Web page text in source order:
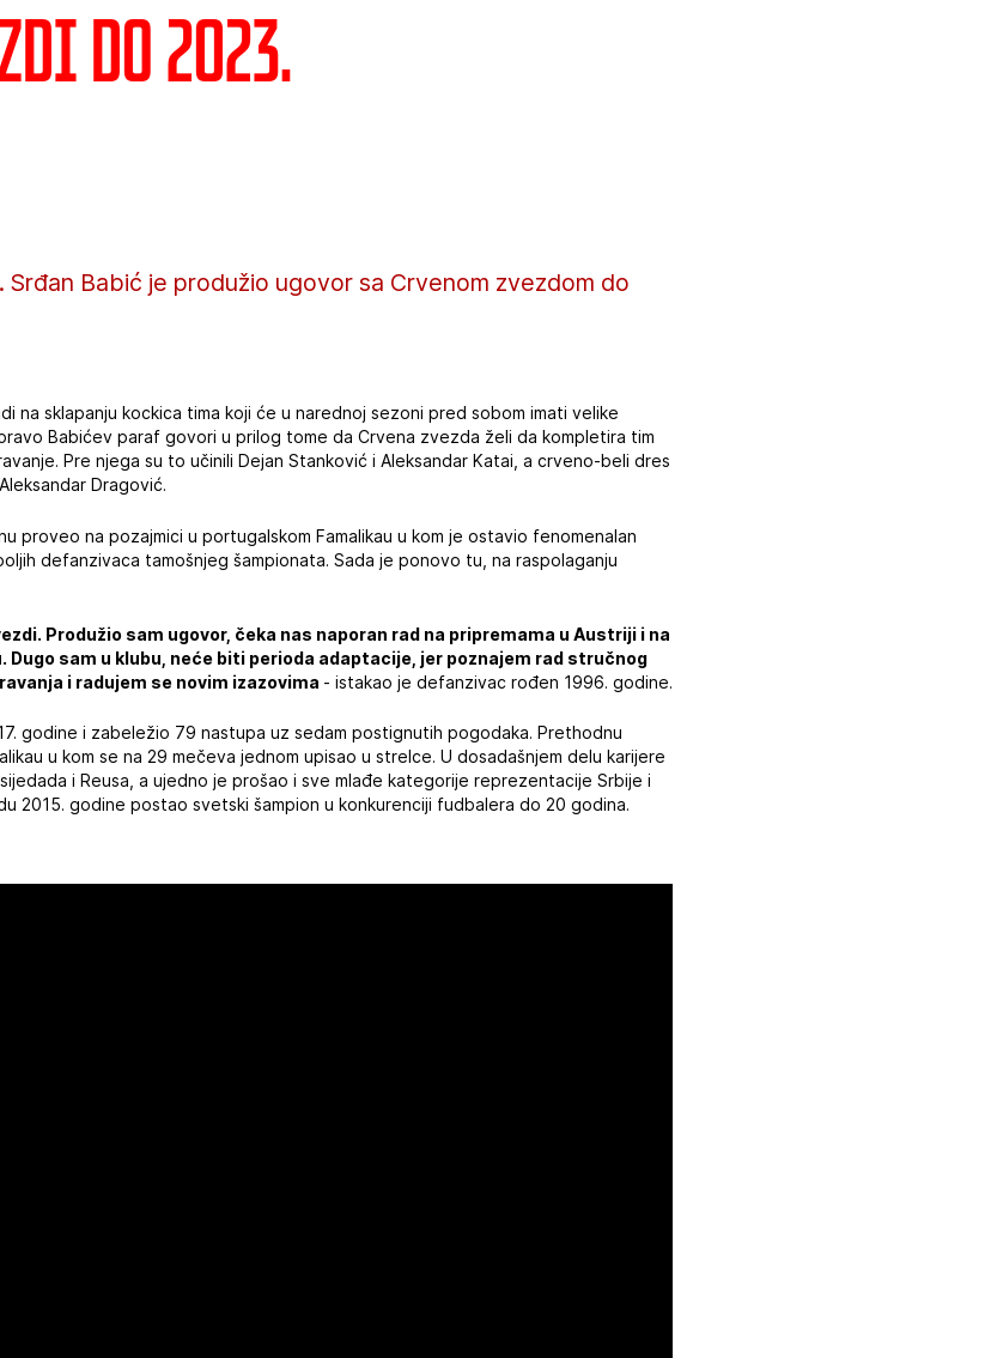
do 2023.
Srđan Babić je produžio ugovor sa Crvenom zvezdom do
na sklapanju kockica tima koji će u narednoj sezoni pred sobom imati velike
Babićev paraf govori u prilog tome da Crvena zvezda želi da kompletira tim
Pre njega su to učinili Dejan Stanković i Aleksandar Katai, a crveno-beli dres
Dragović.
proveo na pozajmici u portugalskom Famalikau u kom je ostavio fenomenalan
defanzivaca tamošnjeg šampionata. Sada je ponovo tu, na raspolaganju
Produžio sam ugovor, čeka nas naporan rad na pripremama u Austriji i na
Dugo sam u klubu, neće biti perioda adaptacije, jer poznajem rad stručnog
i radujem se novim izazovima - istakao je defanzivac rođen 1996. godine.
godine i zabeležio 79 nastupa uz sedam postignutih pogodaka. Prethodnu
u kom se na 29 mečeva jednom upisao u strelce. U dosadašnjem delu karijere
i Reusa, a ujedno je prošao i sve mlađe kategorije reprezentacije Srbije i
2015. godine postao svetski šampion u konkurenciji fudbalera do 20 godina.